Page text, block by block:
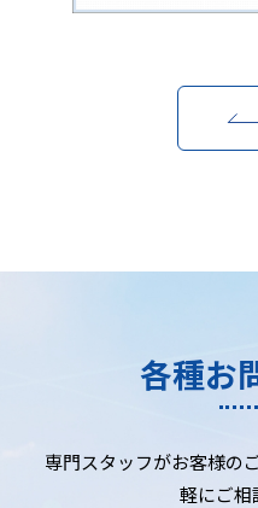
各種お
専門スタッフがお客様の
軽にご相